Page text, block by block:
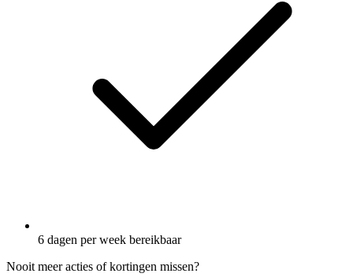
6 dagen per week bereikbaar
Nooit meer acties of kortingen missen?